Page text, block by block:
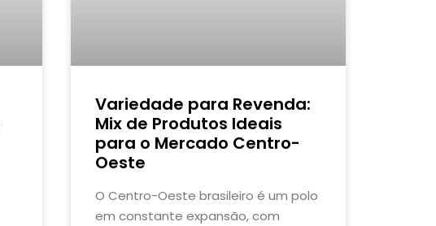
Variedade para Revenda:
Mix de Produtos Ideais
para o Mercado Centro-
Oeste
O Centro-Oeste brasileiro é um polo
em constante expansão, com